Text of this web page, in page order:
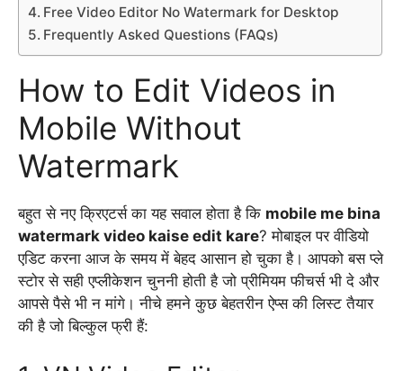
Free Video Editor No Watermark for Desktop
Frequently Asked Questions (FAQs)
How to Edit Videos in
Mobile Without
Watermark
बहुत से नए क्रिएटर्स का यह सवाल होता है कि mobile me bina
watermark video kaise edit kare? मोबाइल पर वीडियो
एडिट करना आज के समय में बेहद आसान हो चुका है। आपको बस प्ले
स्टोर से सही एप्लीकेशन चुननी होती है जो प्रीमियम फीचर्स भी दे और
आपसे पैसे भी न मांगे। नीचे हमने कुछ बेहतरीन ऐप्स की लिस्ट तैयार
की है जो बिल्कुल फ्री हैं: